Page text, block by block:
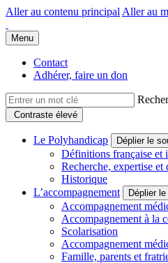
Aller au contenu principal Aller au
Groupe Polyhandicap France
Faire connaître et reconnaître les
Menu
Contact
Adhérer, faire un don
Contraste élevé
Le Polyhandicap Déplier le
Définitions française et
Recherche, expertise et
Historique
L’accompagnement
Déplier
Accompagnement
Accompagnement à la
Scolarisation
Accompagnement
Famille, parents et